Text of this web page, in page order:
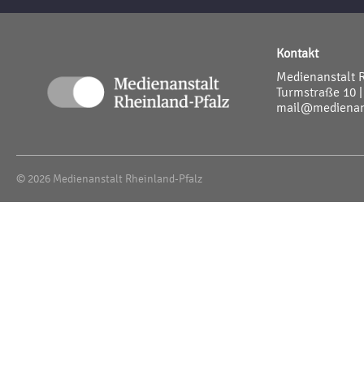
Kontakt
Medienanstalt
Turmstraße 10
© 2026 Medienanstalt Rheinland-Pfalz